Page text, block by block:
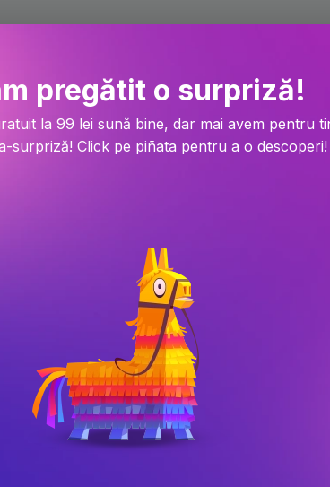
promotionale Penelope Ward
iubirilor
de Vi Keeland
Pachet cele mai noi povești
de Vi Keeland
pregătit o surpriză!
la 99 lei sună bine, dar mai avem pentru
surpriză! Click pe piñata pentru a o descoperi!